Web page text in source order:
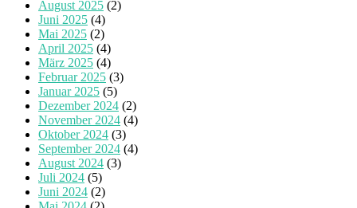
August 2025 (2)
Juni 2025 (4)
Mai 2025 (2)
April 2025 (4)
März 2025 (4)
Februar 2025 (3)
Januar 2025 (5)
Dezember 2024 (2)
November 2024 (4)
Oktober 2024 (3)
September 2024 (4)
August 2024 (3)
Juli 2024 (5)
Juni 2024 (2)